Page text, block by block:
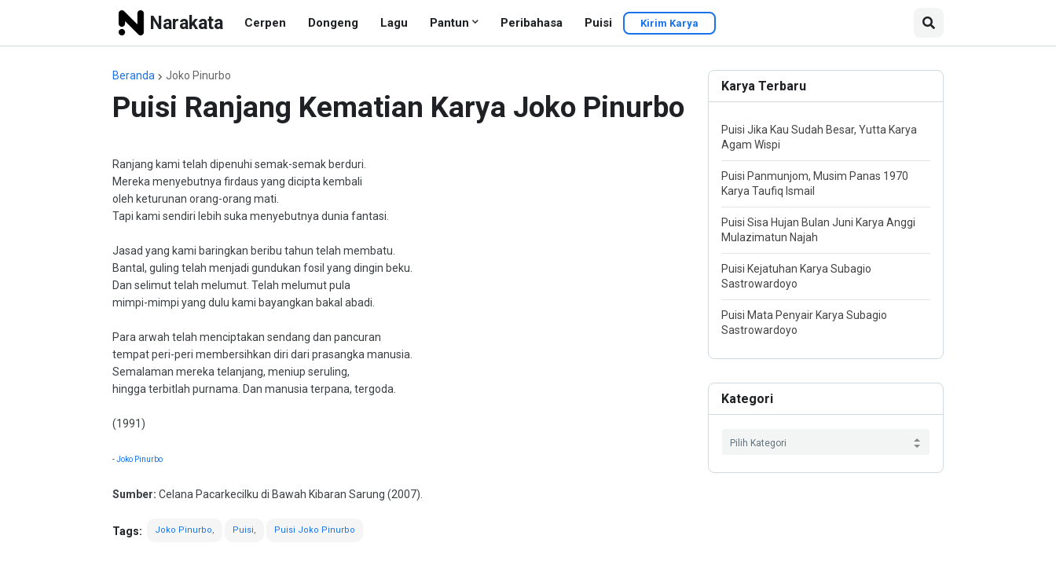
Narakata Cerpen Dongeng Lagu Pantun Peribahasa Puisi Kirim Karya
Beranda Joko Pinurbo
Puisi Ranjang Kematian Karya Joko Pinurbo
Ranjang kami telah dipenuhi semak-semak berduri.
Mereka menyebutnya firdaus yang dicipta kembali
oleh keturunan orang-orang mati.
Tapi kami sendiri lebih suka menyebutnya dunia fantasi.
Jasad yang kami baringkan beribu tahun telah membatu.
Bantal, guling telah menjadi gundukan fosil yang dingin beku.
Dan selimut telah melumut. Telah melumut pula
mimpi-mimpi yang dulu kami bayangkan bakal abadi.
Para arwah telah menciptakan sendang dan pancuran
tempat peri-peri membersihkan diri dari prasangka manusia.
Semalaman mereka telanjang, meniup seruling,
hingga terbitlah purnama. Dan manusia terpana, tergoda.
(1991)
-Joko Pinurbo
Sumber: Celana Pacarkecilku di Bawah Kibaran Sarung (2007).
Tags: Joko Pinurbo Puisi Puisi Joko Pinurbo
Karya Terbaru
Puisi Jika Kau Sudah Besar, Yutta Karya
Agam Wispi
Puisi Panmunjom, Musim Panas 1970
Karya Taufiq Ismail
Puisi Sisa Hujan Bulan Juni Karya Anggi
Mulazimatun Najah
Puisi Kejatuhan Karya Subagio
Sastrowardoyo
Puisi Mata Penyair Karya Subagio
Sastrowardoyo
Kategori